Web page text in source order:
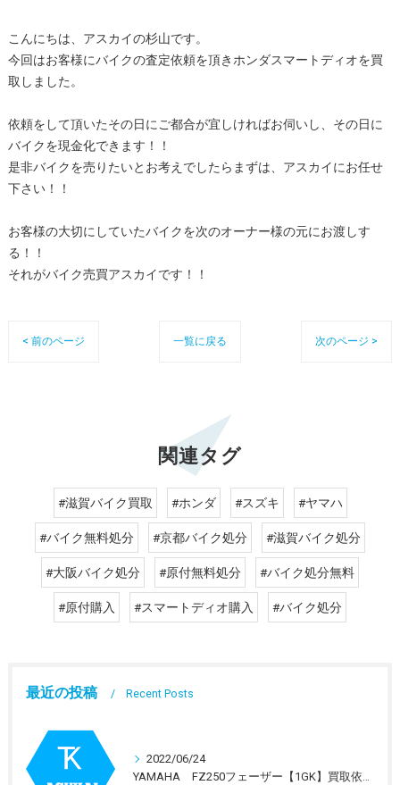
こんにちは、アスカイの杉山です。
今回はお客様にバイクの査定依頼を頂きホンダスマートディオを買
取しました。
依頼をして頂いたその日にご都合が宜しければお伺いし、その日に
バイクを現金化できます！！
是非バイクを売りたいとお考えでしたらまずは、アスカイにお任せ
下さい！！
お客様の大切にしていたバイクを次のオーナー様の元にお渡しす
る！！
それがバイク売買アスカイです！！
< 前のページ 一覧に戻る 次のページ >
関連タグ
#滋賀バイク買取 #ホンダ #スズキ #ヤマハ
#バイク無料処分 #京都バイク処分 #滋賀バイク処分
#大阪バイク処分 #原付無料処分 #バイク処分無料
#原付購入 #スマートディオ購入 #バイク処分
最近の投稿 Recent Posts
2022/06/24
YAMAHA FZ250フェーザー【1GK】買取依頼を受けました。